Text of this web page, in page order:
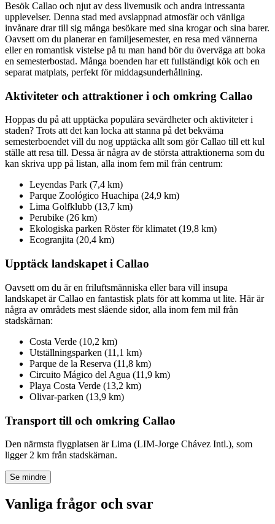
Besök Callao och njut av dess livemusik och andra intressanta
upplevelser. Denna stad med avslappnad atmosfär och vänliga
invånare drar till sig många besökare med sina krogar och sina barer.
Oavsett om du planerar en familjesemester, en resa med vännerna
eller en romantisk vistelse på tu man hand bör du överväga att boka
en semesterbostad. Många boenden har ett fullständigt kök och en
separat matplats, perfekt för middagsunderhållning.
Aktiviteter och attraktioner i och omkring Callao
Hoppas du på att upptäcka populära sevärdheter och aktiviteter i
staden? Trots att det kan locka att stanna på det bekväma
semesterboendet vill du nog upptäcka allt som gör Callao till ett kul
ställe att resa till. Dessa är några av de största attraktionerna som du
kan skriva upp på listan, alla inom fem mil från centrum:
Leyendas Park (7,4 km)
Parque Zoológico Huachipa (24,9 km)
Lima Golfklubb (13,7 km)
Perubike (26 km)
Ekologiska parken Röster för klimatet (19,8 km)
Ecogranjita (20,4 km)
Upptäck landskapet i Callao
Oavsett om du är en friluftsmänniska eller bara vill insupa
landskapet är Callao en fantastisk plats för att komma ut lite. Här är
några av områdets mest slående sidor, alla inom fem mil från
stadskärnan:
Costa Verde (10,2 km)
Utställningsparken (11,1 km)
Parque de la Reserva (11,8 km)
Circuito Mágico del Agua (11,9 km)
Playa Costa Verde (13,2 km)
Olivar-parken (13,9 km)
Transport till och omkring Callao
Den närmsta flygplatsen är Lima (LIM-Jorge Chávez Intl.), som
ligger 2 km från stadskärnan.
Se mindre
Vanliga frågor och svar